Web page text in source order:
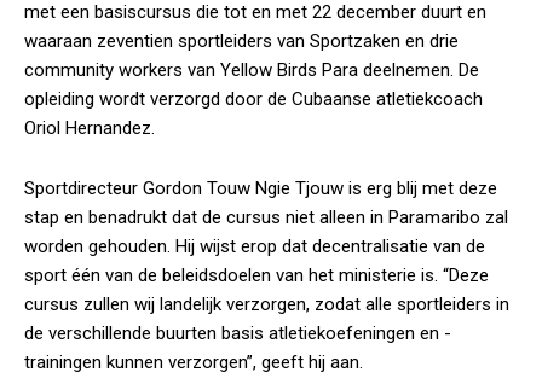
met een basiscursus die tot en met 22 december duurt en
waaraan zeventien sportleiders van Sportzaken en drie
community workers van Yellow Birds Para deelnemen. De
opleiding wordt verzorgd door de Cubaanse atletiekcoach
Oriol Hernandez.
Sportdirecteur Gordon Touw Ngie Tjouw is erg blij met deze
stap en benadrukt dat de cursus niet alleen in Paramaribo zal
worden gehouden. Hij wijst erop dat decentralisatie van de
sport één van de beleidsdoelen van het ministerie is. “Deze
cursus zullen wij landelijk verzorgen, zodat alle sportleiders in
de verschillende buurten basis atletiekoefeningen en -
trainingen kunnen verzorgen”, geeft hij aan.